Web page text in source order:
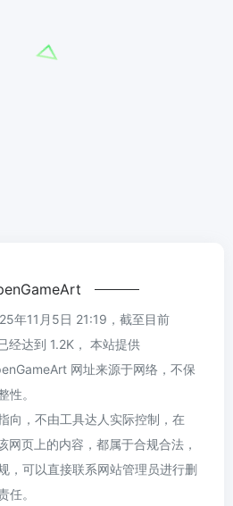
年11月5日 21:19，截至目前
经达到 1.2K， 本站提供
网址来源于网络，不保
性。
向，不由工具达人实际控制，在
页上的内容，都属于合规合法，
，可以直接联系网站管理员进行删
任。